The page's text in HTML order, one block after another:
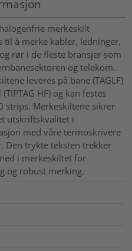
merkeskilt
til å merke kabler, ledninger,
rør i de fleste bransjer som
og telekom.
leveres på bane (TAGLF)
HF) og kan festes
strips. Merkeskiltene sikrer
utskriftskvalitet i
med våre termoskrivere
Den trykte teksten trekker
i merkeskiltet for
og robust merking.